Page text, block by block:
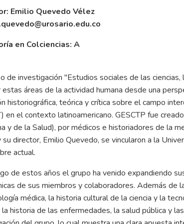
Emilio Quevedo Vélez
en Colciencias: A
de investigación "Estudios sociales de las
estas áreas de la actividad humana desde una
historiográfica, teórica y crítica sobre el campo
en el contexto latinoamericano. GESCTP fue
y de la Salud), por médicos e historiadores de la
su director, Emilio Quevedo, se vincularon a la
actual.
de estos años el grupo ha venido expandiendo
de sus miembros y colaboradores. Además de
médica, la historia cultural de la ciencia y la
la historia de las enfermedades, la salud pública y